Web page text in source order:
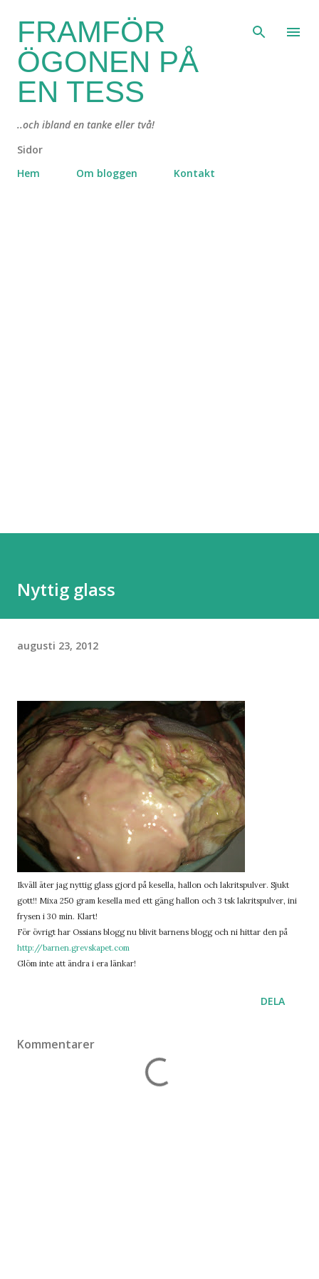
Fortsätt till huvudinnehåll
FRAMFÖR
ÖGONEN PÅ
EN TESS
..och ibland en tanke eller två!
Sidor
Hem
Om bloggen Kontakt
Nyttig glass
augusti 23, 2012
Ikväll äter jag nyttig glass gjord på kesella, hallon och lakritspulver. Sjukt
gott!! Mixa 250 gram kesella med ett gäng hallon och 3 tsk lakritspulver, ini
frysen i 30 min. Klart!
För övrigt har Ossians blogg nu blivit barnens blogg och ni hittar den på
http://barnen.grevskapet.com
Glöm inte att ändra i era länkar!
DELA
Kommentarer